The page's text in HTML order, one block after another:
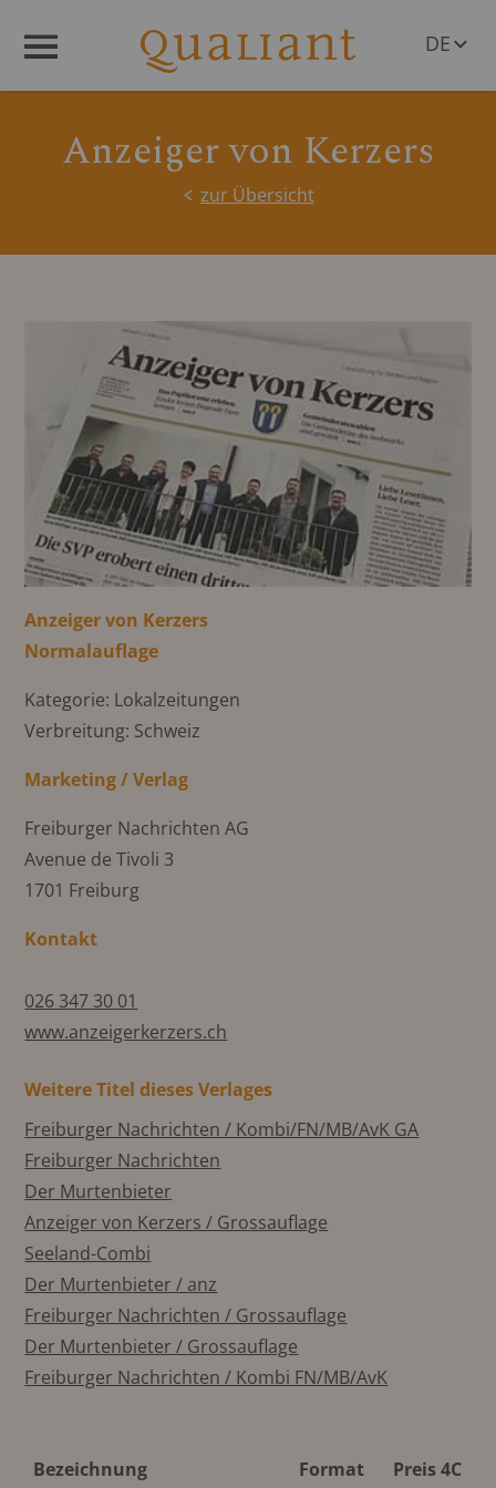
DE
Anzeiger von Kerzers
zur Übersicht
Anzeiger von Kerzers
Normalauflage
Kategorie: Lokalzeitungen
Verbreitung: Schweiz
Marketing / Verlag
Freiburger Nachrichten AG
Avenue de Tivoli 3
1701 Freiburg
Kontakt
026 347 30 01
www.anzeigerkerzers.ch
Weitere Titel dieses Verlages
Freiburger Nachrichten / Kombi/FN/MB/AvK GA
Freiburger Nachrichten
Der Murtenbieter
Anzeiger von Kerzers / Grossauflage
Seeland-Combi
Der Murtenbieter / anz
Freiburger Nachrichten / Grossauflage
Der Murtenbieter / Grossauflage
Freiburger Nachrichten / Kombi FN/MB/AvK
Bezeichnung Format Preis 4C